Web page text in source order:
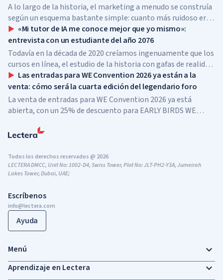
A lo largo de la historia, el marketing a menudo se construía
según un esquema bastante simple: cuanto más ruidoso era
el lanzamiento, cuanto más revuelo había alrededor de la
marca y cuanto más visible era la expectación, mayor era la
probabilidad de que el producto “explotara” y se convirtiera
en bestseller.
«Mi tutor de IA me conoce mejor que yo mismo»:
entrevista con un estudiante del año 2076
Todavía en la década de 2020 creíamos ingenuamente que los
cursos en línea, el estudio de la historia con gafas de realidad
virtual puestas, las escuelas y universidades en el metaverso
ya eran la educación del futuro, la cima del progreso, pero
nos equivocamos.
Las entradas para WE Convention 2026 ya están a la
venta: cómo será la cuarta edición del legendario foro
La venta de entradas para WE Convention 2026 ya está
abierta, con un 25% de descuento para EARLY BIRDS WE
noviembre de 2026, el foro se celebrará en SO/...
Escríbenos
info@lectera.com
Ayuda
Todos los derechos reservados @ 2026
LECTERA DMCC, Unit No: 1002-D4, Swiss Tower, Plot No: JLT-PH2-Y3A, Jumeirah
Lakes Tower, Dubai, UAE;
Menú
Aprendizaje en Lectera